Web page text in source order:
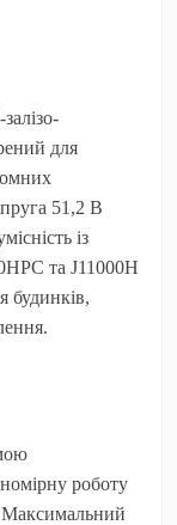
для
51,2 В
із
та J11000H
будинків,
роботу
Максимальний